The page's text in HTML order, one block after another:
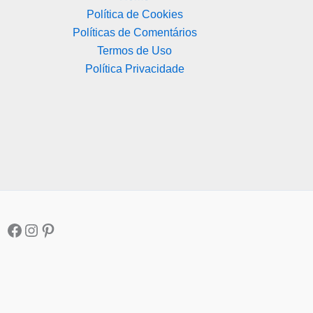
Política de Cookies
Políticas de Comentários
Termos de Uso
Política Privacidade